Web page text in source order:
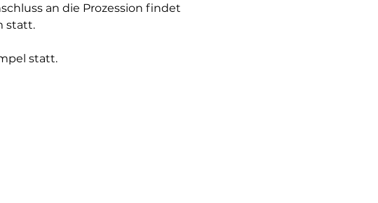
an die Prozession findet
statt.
statt.